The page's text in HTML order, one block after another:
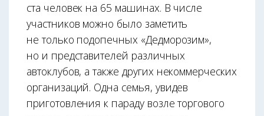
ста человек на 65 машинах. В числе
участников можно было заметить
не только подопечных «Дедморозим»,
но и представителей различных
автоклубов, а также других некоммерческих
организаций. Одна семья, увидев
приготовления к параду возле торгового